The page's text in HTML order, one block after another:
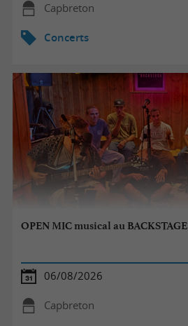
Capbreton
Concerts
OPEN MIC musical au BACKSTAGE
06/08/2026
Capbreton